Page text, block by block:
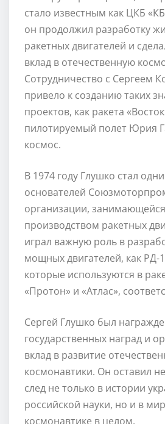
стало известным как ЦКБ
он продолжил разработку
ракетных двигателей и
вклад в отечественную
Сотрудничество с Сергеем
привело к созданию таких
проектов, как ракета
пилотируемый полет Юрия
космос.
В 1974 году Глушко стал
основателей
организации,
производством ракетных
играл важную роль в
мощных двигателей, как РД-
которые используются в
«Протон» и «Атлас»,
Сергей Глушко был
государственных наград и
вклад в развитие
космонавтики. Он оставил
след не только в истории
российской науки, но и в
космонавтике в целом.